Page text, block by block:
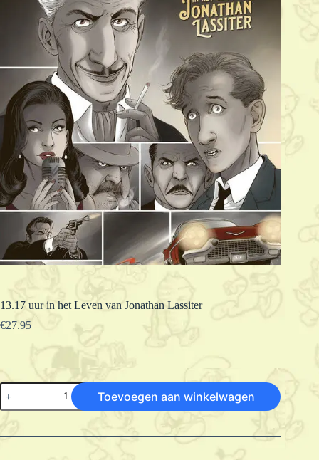
13.17 uur in het Leven van Jonathan Lassiter
€27.95
13.17
uur
in
het
Leven
Toevoegen aan winkelwagen